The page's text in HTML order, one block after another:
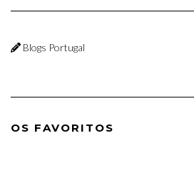
Blogs Portugal
OS FAVORITOS